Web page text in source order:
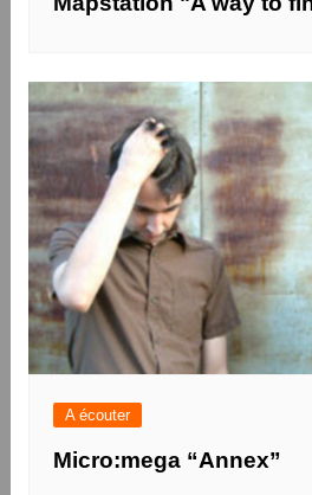
A écouter
Micro:mega “Annex”